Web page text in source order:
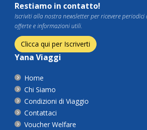
Restiamo in contatto!
Iscriviti alla nostra newsletter per ricevere
offerte e informazioni utili.
Clicca qui per Iscriverti
Yana Viaggi
Home
Chi Siamo
Condizioni di Viaggio
Contattaci
Voucher Welfare